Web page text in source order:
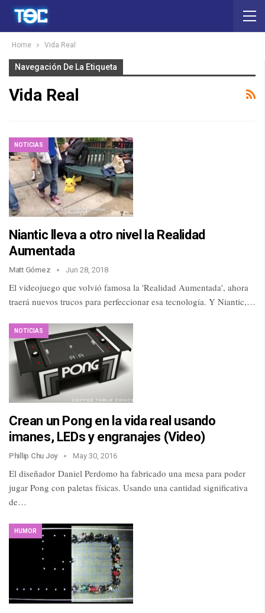
Home Vida Real
Navegación De La Etiqueta
Vida Real
NOTICIAS
Niantic lleva a otro nivel la Realidad
Aumentada
Matt Gómez Jun 28, 2018
El videojuego que volvió famosa la 'Realidad Aumentada', ahora
traerá nuevos trucos para perfeccionar esa tecnología. Y Niantic,…
NOTICIAS
Crean un Pong en la vida real usando
imanes, LEDs y engranajes (Video)
Phillip Chu Joy May 30, 2016
El diseñador Daniel Perdomo ha fabricado una mesa para poder
jugar Pong con paletas físicas. Usando una cantidad significativa
de…
HUMOR